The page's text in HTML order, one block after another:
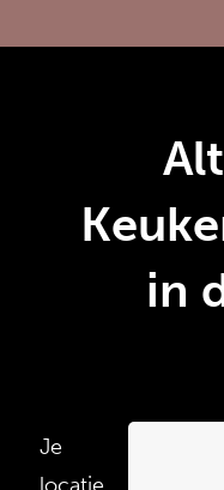
in
Je